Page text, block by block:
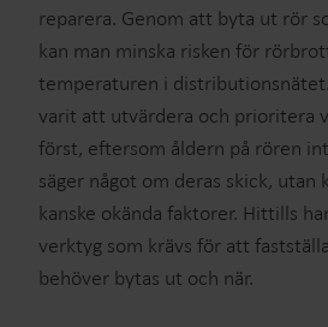
reparera. Genom att byta ut rör
kan man minska risken för
temperaturen i
varit att utvärdera och prioritera
först, eftersom åldern på rören
säger något om deras skick, utan
kanske okända faktorer. Hittills
verktyg som krävs för att
behöver bytas ut och när.